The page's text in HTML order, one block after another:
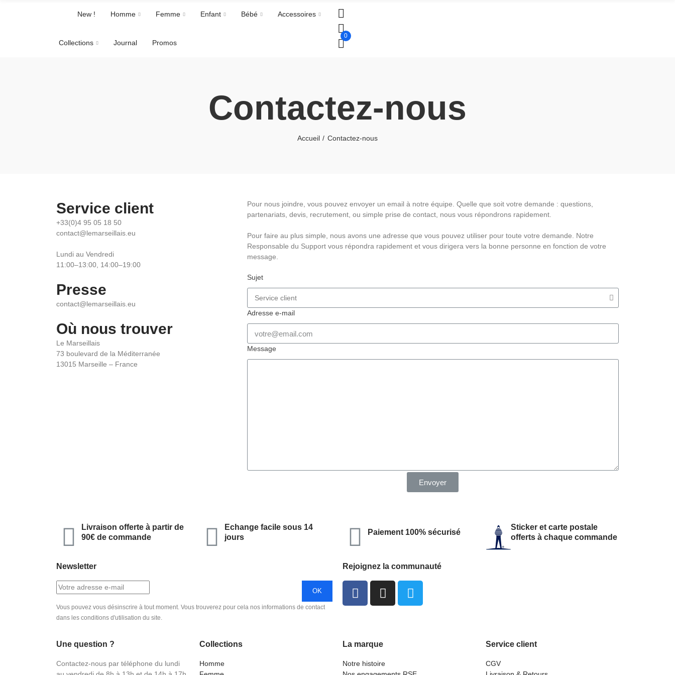
New ! Homme Femme Enfant Bébé Accessoires
Collections Journal Promos
0
Contactez-nous
Accueil Contactez-nous
Service client
+33(0)4 95 05 18 50
contact@lemarseillais.eu
Lundi au Vendredi
11:00–13:00, 14:00–19:00
Presse
contact@lemarseillais.eu
Où nous trouver
Le Marseillais
73 boulevard de la Méditerranée
13015 Marseille – France
Pour nous joindre, vous pouvez envoyer un email à notre équipe. Quelle que soit votre demande : questions,
partenariats, devis, recrutement, ou simple prise de contact, nous vous répondrons rapidement.​
Pour faire au plus simple, nous avons une adresse que vous pouvez utiliser pour toute votre demande. Notre
Responsable du Support vous répondra rapidement et vous dirigera vers la bonne personne en fonction de votre
message.
Sujet
Adresse e-mail
Message
Envoyer
Livraison offerte à partir de
90€ de commande
Echange facile sous 14
jours
Paiement 100% sécurisé
Sticker et carte postale
offerts à chaque commande
Newsletter
Vous pouvez vous désinscrire à tout moment. Vous trouverez pour cela nos informations de contact
dans les conditions d'utilisation du site.
Rejoignez la communauté
Une question ?
Contactez-nous par téléphone du lundi
Collections
Homme
La marque
Notre histoire
Service client
CGV